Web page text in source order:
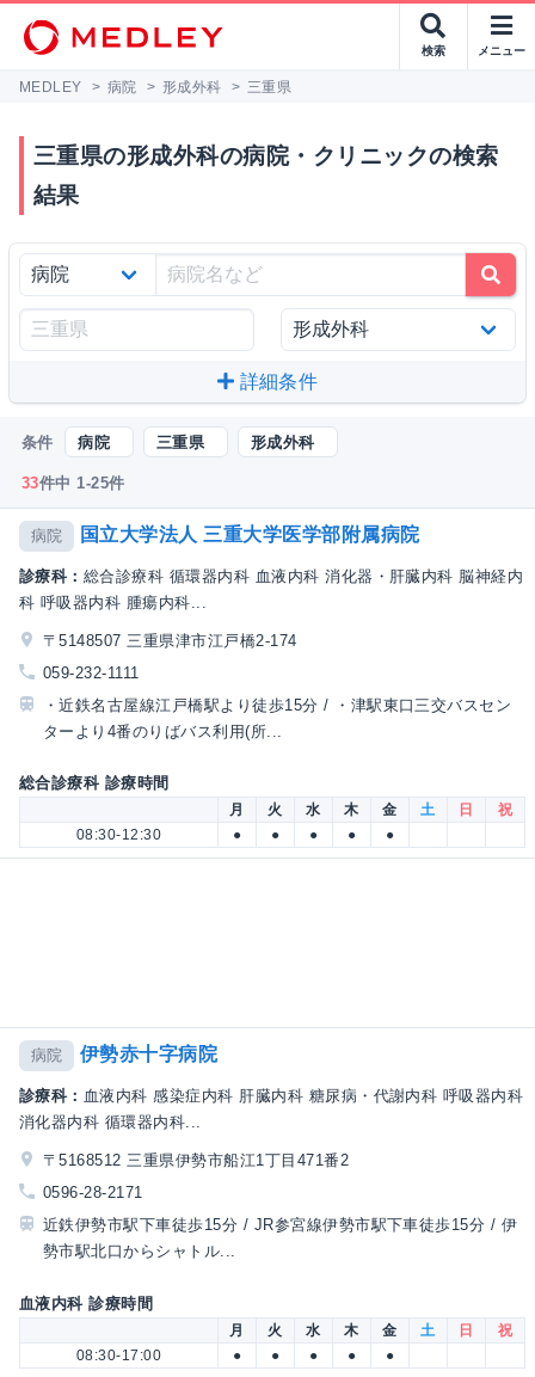
検索 メニュー
MEDLEY > 病院 > 形成外科 > 三重県
三重県の形成外科の病院・クリニックの検索
結果
詳細条件
条件 病院 三重県 形成外科
33件中 1-25件
病院 国立大学法人 三重大学医学部附属病院
診療科： 総合診療科 循環器内科 血液内科 消化器・肝臓内科 脳神経内
科 呼吸器内科 腫瘍内科...
〒5148507 三重県津市江戸橋2-174
059-232-1111
・近鉄名古屋線江戸橋駅より徒歩15分 / ・津駅東口三交バスセン
ターより4番のりばバス利用(所...
総合診療科 診療時間
月 火 水 木 金 土 日
祝
08:30-12:30
● ● ● ● ●
病院 伊勢赤十字病院
診療科： 血液内科 感染症内科 肝臓内科 糖尿病・代謝内科 呼吸器内科
消化器内科 循環器内科...
〒5168512 三重県伊勢市船江1丁目471番2
0596-28-2171
近鉄伊勢市駅下車徒歩15分 / JR参宮線伊勢市駅下車徒歩15分 / 伊
勢市駅北口からシャトル...
血液内科 診療時間
月 火 水 木 金 土 日
祝
08:30-17:00
● ● ● ● ●